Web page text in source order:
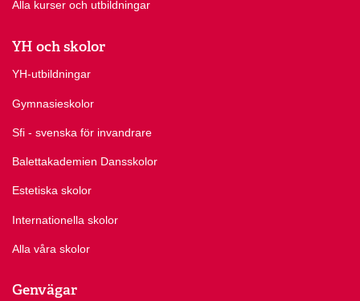
Alla kurser och utbildningar
YH och skolor
YH-utbildningar
Gymnasieskolor
Sfi - svenska för invandrare
Balettakademien Dansskolor
Estetiska skolor
Internationella skolor
Alla våra skolor
Genvägar